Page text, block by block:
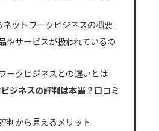
ットワークビジネスの概要
やサービスが扱われているの
ークビジネスとの違いとは
ジネスの評判は本当？口コミ
判から見えるメリット